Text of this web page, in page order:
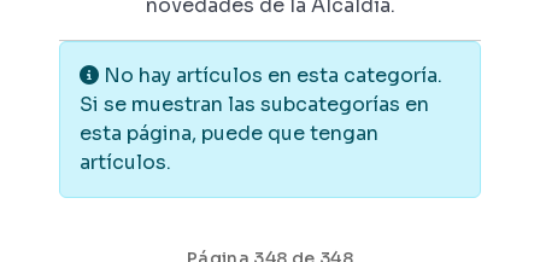
novedades de la Alcaldía.
Información
No hay artículos en esta categoría.
Si se muestran las subcategorías en
esta página, puede que tengan
artículos.